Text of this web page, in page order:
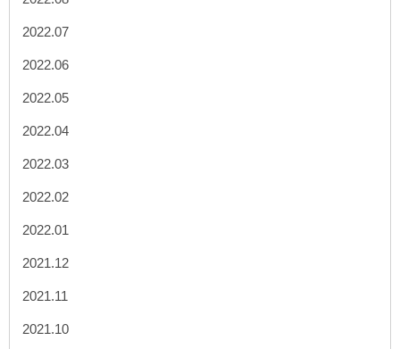
2022.07
2022.06
2022.05
2022.04
2022.03
2022.02
2022.01
2021.12
2021.11
2021.10